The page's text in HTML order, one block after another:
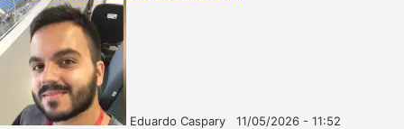
Eduardo Caspary
11/05/2026 - 11:52